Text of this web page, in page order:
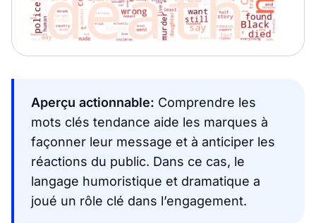
Aperçu actionnable: Comprendre les
mots clés tendance aide les marques à
façonner leur message et à anticiper les
réactions du public. Dans ce cas, le
langage humoristique et dramatique a
joué un rôle clé dans l’engagement.